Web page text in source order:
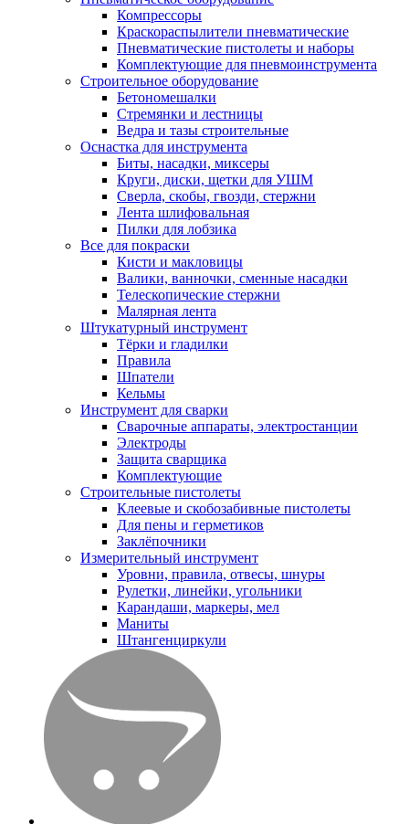
Компрессоры
Краскораспылители пневматические
Пневматические пистолеты и наборы
Комплектующие для пневмоинструмента
Строительное оборудование
Бетономешалки
Стремянки и лестницы
Ведра и тазы строительные
Оснастка для инструмента
Биты, насадки, миксеры
Круги, диски, щетки для УШМ
Сверла, скобы, гвозди, стержни
Лента шлифовальная
Пилки для лобзика
Все для покраски
Кисти и макловицы
Валики, ванночки, сменные насадки
Телескопические стержни
Малярная лента
Штукатурный инструмент
Тёрки и гладилки
Правила
Шпатели
Кельмы
Инструмент для сварки
Сварочные аппараты, электростанции
Электроды
Защита сварщика
Комплектующие
Строительные пистолеты
Клеевые и скобозабивные пистолеты
Для пены и герметиков
Заклёпочники
Измерительный инструмент
Уровни, правила, отвесы, шнуры
Рулетки, линейки, угольники
Карандаши, маркеры, мел
Маниты
Штангенциркули